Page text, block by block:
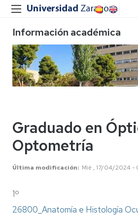
Información académica
Graduado en
Optometría
Última modificación Mié , 17/04/2024 -
1º
26800_Anatomía e Histología